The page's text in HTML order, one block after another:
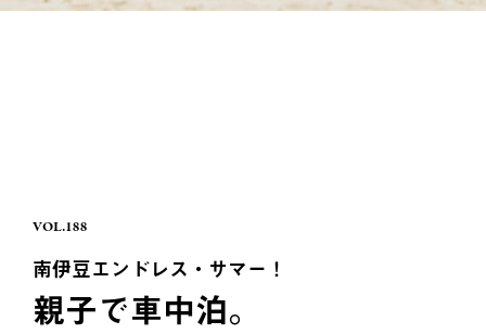
VOL.188
南伊豆エンドレス・サマー！
親子で車中泊。